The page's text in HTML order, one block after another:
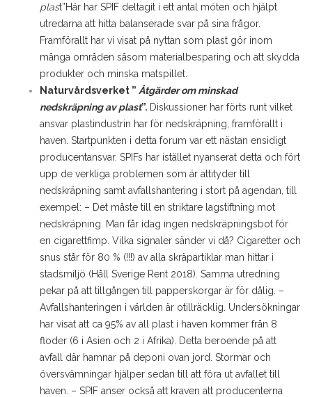
plast”Här har SPIF deltagit i ett antal möten och hjälpt
utredarna att hitta balanserade svar på sina frågor.
Framförallt har vi visat på nyttan som plast gör inom
många områden såsom materialbesparing och att skydda
produkter och minska matspillet.
Naturvårdsverket ” Åtgärder om minskad
nedskräpning av plast”. Diskussioner har förts runt vilket
ansvar plastindustrin har för nedskräpning, framförallt i
haven. Startpunkten i detta forum var ett nästan ensidigt
producentansvar. SPIFs har istället nyanserat detta och fört
upp de verkliga problemen som är attityder till
nedskräpning samt avfallshantering i stort på agendan, till
exempel: – Det måste till en striktare lagstiftning mot
nedskräpning. Man får idag ingen nedskräpningsbot för
en cigarettfimp. Vilka signaler sänder vi då? Cigaretter och
snus står för 80 % (!!!) av alla skräpartiklar man hittar i
stadsmiljö (Håll Sverige Rent 2018). Samma utredning
pekar på att tillgången till papperskorgar är för dålig. –
Avfallshanteringen i världen är otillräcklig. Undersökningar
har visat att ca 95% av all plast i haven kommer från 8
floder (6 i Asien och 2 i Afrika). Detta beroende på att
avfall där hamnar på deponi ovan jord. Stormar och
översvämningar hjälper sedan till att föra ut avfallet till
haven. – SPIF anser också att kraven att producenterna